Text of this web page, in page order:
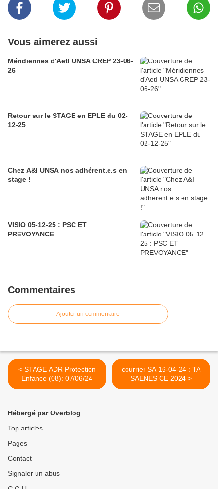
Vous aimerez aussi
Méridiennes d'AetI UNSA CREP 23-06-
26
Retour sur le STAGE en EPLE du 02-
12-25
Chez A&I UNSA nos adhérent.e.s en
stage !
VISIO 05-12-25 : PSC ET
PREVOYANCE
Commentaires
Ajouter un commentaire
< STAGE ADR Protection
Enfance (08): 07/06/24
courrier SA 16-04-24 : TA
SAENES CE 2024 >
Hébergé par Overblog
Top articles
Pages
Contact
Signaler un abus